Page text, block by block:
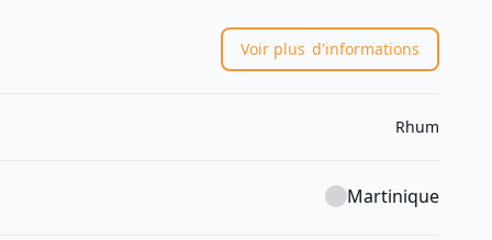
Voir plus d'informations
Rhum
Martinique